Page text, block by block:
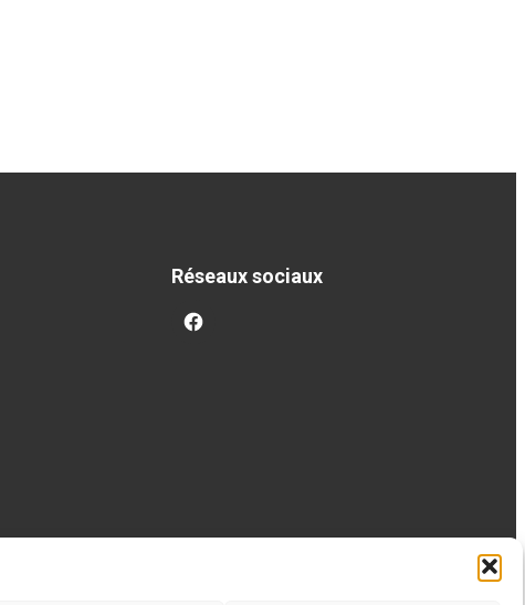
Réseaux sociaux
facebook